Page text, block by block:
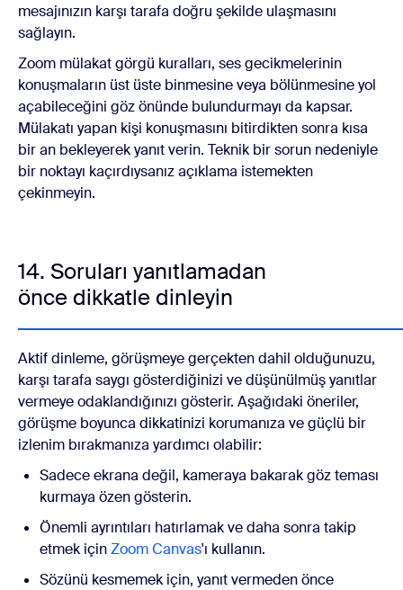
mesajınızın karşı tarafa doğru şekilde ulaşmasını
sağlayın.
Zoom mülakat görgü kuralları, ses gecikmelerinin
konuşmaların üst üste binmesine veya bölünmesine yol
açabileceğini göz önünde bulundurmayı da kapsar.
Mülakatı yapan kişi konuşmasını bitirdikten sonra kısa
bir an bekleyerek yanıt verin. Teknik bir sorun nedeniyle
bir noktayı kaçırdıysanız açıklama istemekten
çekinmeyin.
14. Soruları yanıtlamadan
önce dikkatle dinleyin
Aktif dinleme, görüşmeye gerçekten dahil olduğunuzu,
karşı tarafa saygı gösterdiğinizi ve düşünülmüş yanıtlar
vermeye odaklandığınızı gösterir. Aşağıdaki öneriler,
görüşme boyunca dikkatinizi korumanıza ve güçlü bir
izlenim bırakmanıza yardımcı olabilir:
Sadece ekrana değil, kameraya bakarak göz teması
kurmaya özen gösterin.
Önemli ayrıntıları hatırlamak ve daha sonra takip
etmek içinZoom Canvas'ı kullanın.
Sözünü kesmemek için, yanıt vermeden önce